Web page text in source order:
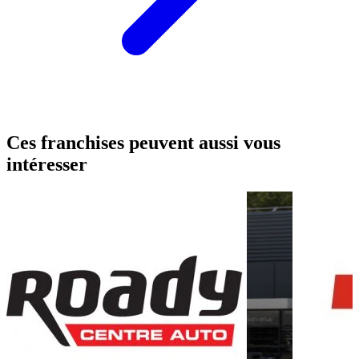
Ces franchises peuvent aussi vous
intéresser